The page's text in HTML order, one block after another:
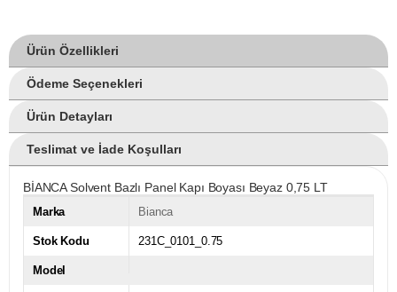
Ürün Özellikleri
Ödeme Seçenekleri
Ürün Detayları
Teslimat ve İade Koşulları
BİANCA Solvent Bazlı Panel Kapı Boyası Beyaz 0,75 LT
Marka Bianca
Stok Kodu 231C_0101_0.75
Model